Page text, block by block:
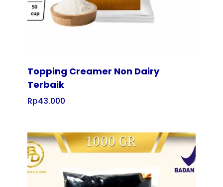
Topping Creamer Non Dairy
Terbaik
Rp43.000